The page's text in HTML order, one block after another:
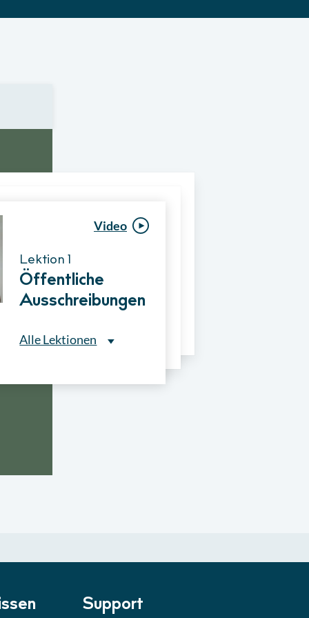
Video
Lektion 1
Öffentliche
Ausschreibungen
Alle Lektionen
Vergabeverfahre
Alle Lektionen
im Vergabeverfahren► 3:18 Min
von Angeboten Lektion
Support